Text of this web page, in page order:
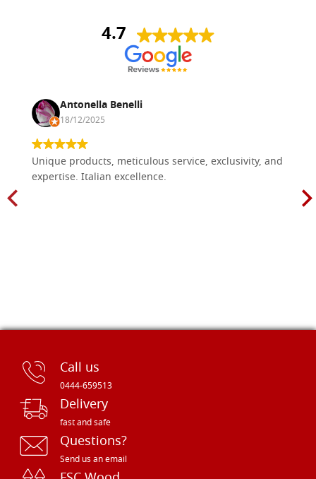
4.7
Antonella Benelli
18/12/2025
Unique products, meticulous service, exclusivity, and
expertise. Italian excellence.
Call us
0444-659513
Delivery
fast and safe
Questions?
Send us an email